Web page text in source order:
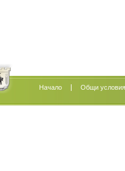
Начало Oбщи условия